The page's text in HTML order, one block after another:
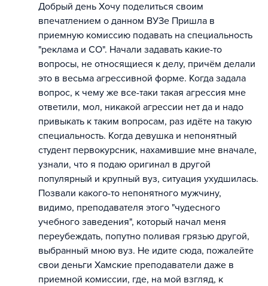
Добрый день Хочу поделиться своим
впечатлением о данном ВУЗе Пришла в
приемную комиссию подавать на специальность
"реклама и СО". Начали задавать какие-то
вопросы, не относящиеся к делу, причём делали
это в весьма агрессивной форме. Когда задала
вопрос, к чему же все-таки такая агрессия мне
ответили, мол, никакой агрессии нет да и надо
привыкать к таким вопросам, раз идёте на такую
специальность. Когда девушка и непонятный
студент первокурсник, нахамившие мне вначале,
узнали, что я подаю оригинал в другой
популярный и крупный вуз, ситуация ухудшилась.
Позвали какого-то непонятного мужчину,
видимо, преподавателя этого "чудесного
учебного заведения", который начал меня
переубеждать, попутно поливая грязью другой,
выбранный мною вуз. Не идите сюда, пожалейте
свои деньги Хамские преподаватели даже в
приемной комиссии, где, на мой взгляд, к